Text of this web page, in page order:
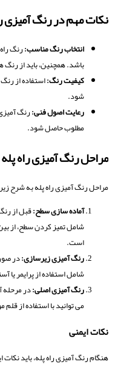
نکات مهم در رنگ آمیزی
انتخاب رنگ مناسب:رنگ
باشد. همچنین، باید از رنگ
کیفیت رنگ:استفاده از
شود.
رعایت اصول فنی:رنگ
مطلوب حاصل شود.
مراحل رنگ آمیزی راه پله
مراحل رنگ آمیزی راه پله به شرح
آماده سازی سطح:قبل از
شامل تمیز کردن سطح، از
است.
رنگ آمیزی زیرسازی:در
شامل استفاده از پرایمر یا
رنگ آمیزی اصلی:در مرحله
می توانید با استفاده از
نکات ایمنی
هنگام رنگ آمیزی راه پله، باید نکات